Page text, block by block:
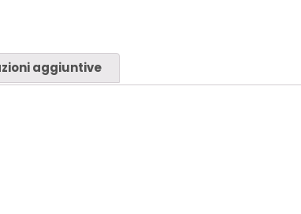
aggiuntive